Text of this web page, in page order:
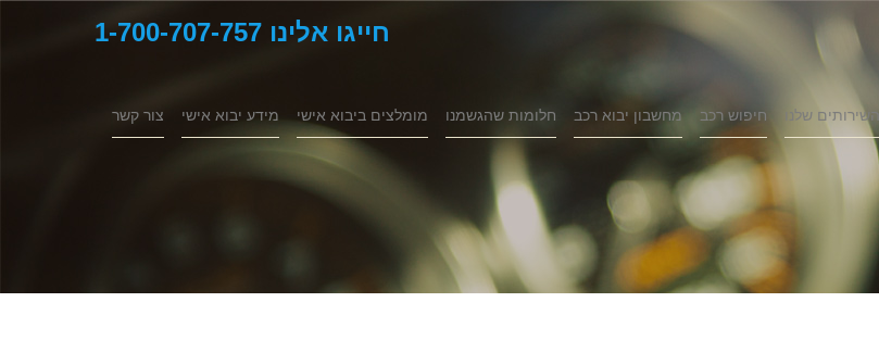
חייגו אלינו 1-700-707-757
השירותים שלנו חיפוש רכב מחשבון יבוא רכב חלומות שהגשמנו מומלצים ביבוא אישי מידע יבוא אישי צור קשר